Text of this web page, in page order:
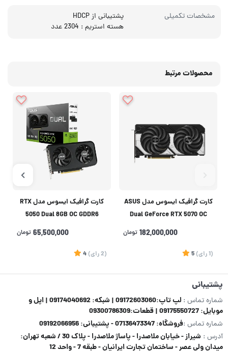
مشخصات تکمیلی
پشتیبانی از HDCP
هسته استریم : 2304 عدد
محصولات مرتبط
کارت گرافیک ایسوس مدل ASUS
Dual GeForce RTX 5070 OC
Edition 12GB GDDR7
182,000,000 تومان
(1 رای)
5
کارت گرافیک ایسوس مدل RTX
5050 Dual 8GB OC GDDR6
(فروش فقط با سیستم کامل)
65,500,000 تومان
(2 رای)
4
پشتیبانی
شماره تماس :
لپ تاپ:09172603060 | شبکه: 09174040692 | اپل و
موبایل: 09175550727 | قطعات:09300786309
شماره تماس :فروشگاه: 07136473347 - پشتیبانی: 09192066956
آدرس :
شیراز - خیابان ملاصدرا - پاساژ ملاصدرا - پلاک 30 / شعبه تهران:
میدان ولی عصر - ساختمان تجارت ایرانیان - طبقه 7 - واحد 12